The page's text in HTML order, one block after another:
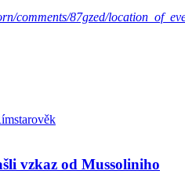
comments/87gzed/
starověk
vzkaz od Mussoliniho